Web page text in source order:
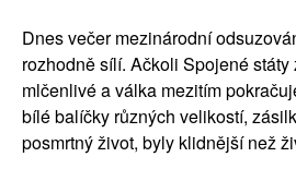
Dnes večer mezinárodní
rozhodně sílí. Ačkoli Spojené
mlčenlivé a válka mezitím
bílé balíčky různých velikostí,
posmrtný život, byly klidnější než